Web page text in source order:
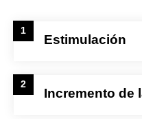
1
Estimulación
2
Incremento de